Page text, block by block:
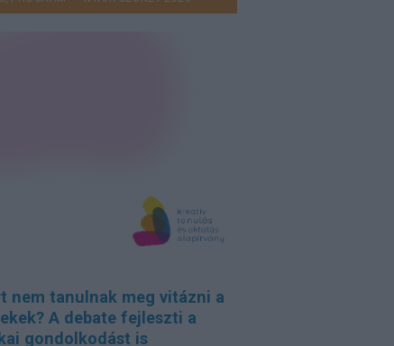
nem tanulnak meg vitázni a
A debate fejleszti a
gondolkodást is